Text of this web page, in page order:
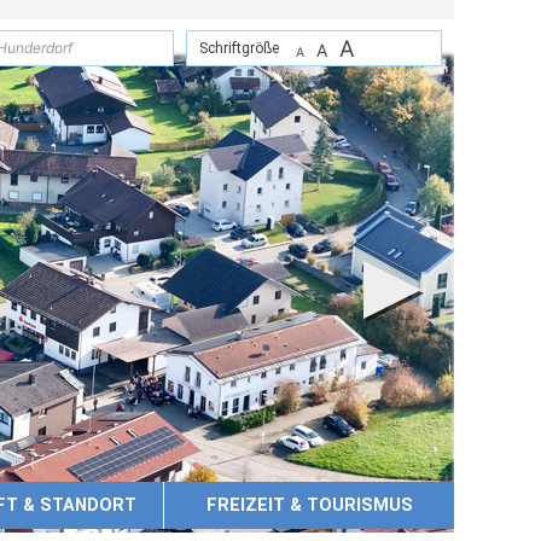
Schriftgröße A A A
suchen
& STANDORT FREIZEIT & TOURISMUS